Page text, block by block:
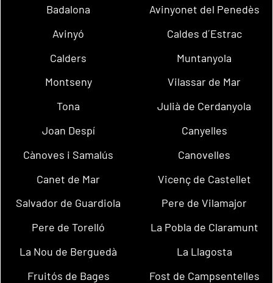
Badalona
Avinyonet del Penedès
Avinyó
Caldes d´Estrac
Calders
Muntanyola
Montseny
Vilassar de Mar
Tona
Julià de Cerdanyola
Joan Despí
Canyelles
Cànoves i Samalús
Canovelles
Canet de Mar
Vicenç de Castellet
Salvador de Guardiola
Pere de Vilamajor
Pere de Torelló
La Pobla de Claramunt
La Nou de Berguedà
La Llagosta
Fruitós de Bages
Fost de Campsentelles